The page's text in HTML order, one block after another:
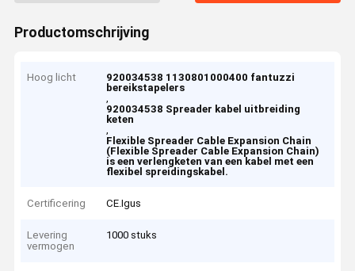
Productomschrijving
Hoog licht
920034538 1130801000400 fantuzzi
bereikstapelers
,
920034538 Spreader kabel uitbreiding
keten
,
Flexible Spreader Cable Expansion Chain
(Flexible Spreader Cable Expansion Chain)
is een verlengketen van een kabel met een
flexibel spreidingskabel.
Certificering CE.Igus
Levering
vermogen
1000 stuks